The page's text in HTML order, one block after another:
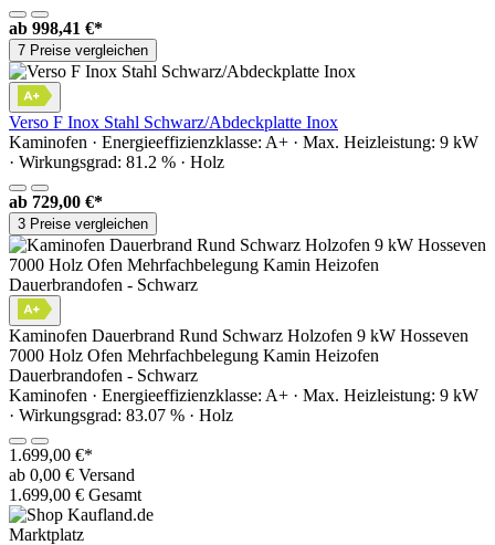
ab 998,41 €*
7 Preise vergleichen
Verso F Inox Stahl Schwarz/Abdeckplatte Inox
Kaminofen · Energieeffizienzklasse: A+ · Max. Heizleistung: 9 kW
· Wirkungsgrad: 81.2 % · Holz
ab 729,00 €*
3 Preise vergleichen
Kaminofen Dauerbrand Rund Schwarz Holzofen 9 kW Hosseven
7000 Holz Ofen Mehrfachbelegung Kamin Heizofen
Dauerbrandofen - Schwarz
Kaminofen · Energieeffizienzklasse: A+ · Max. Heizleistung: 9 kW
· Wirkungsgrad: 83.07 % · Holz
1.699,00 €*
ab 0,00 € Versand
1.699,00 € Gesamt
Marktplatz